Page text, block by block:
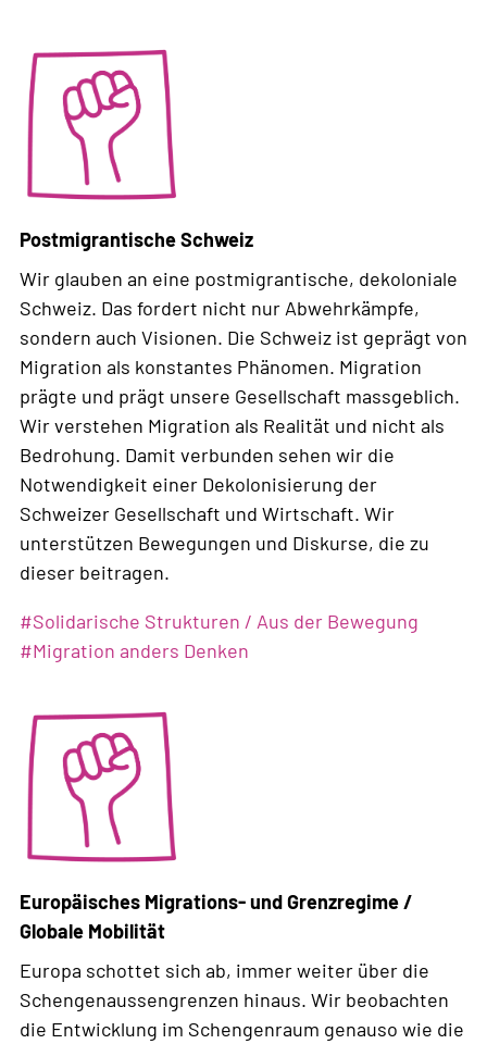
Postmigrantische Schweiz
Wir glauben an eine postmigrantische, dekoloniale
Schweiz. Das fordert nicht nur Abwehrkämpfe,
sondern auch Visionen. Die Schweiz ist geprägt von
Migration als konstantes Phänomen. Migration
prägte und prägt unsere Gesellschaft massgeblich.
Wir verstehen Migration als Realität und nicht als
Bedrohung. Damit verbunden sehen wir die
Notwendigkeit einer Dekolonisierung der
Schweizer Gesellschaft und Wirtschaft. Wir
unterstützen Bewegungen und Diskurse, die zu
dieser beitragen.
Weiterlesen
über
Postmigrantische
#Solidarische Strukturen / Aus der Bewegung
#Migration anders Denken
Europäisches Migrations- und Grenzregime /
Globale Mobilität
Europa schottet sich ab, immer weiter über die
Schengenaussengrenzen hinaus. Wir beobachten
die Entwicklung im Schengenraum genauso wie die